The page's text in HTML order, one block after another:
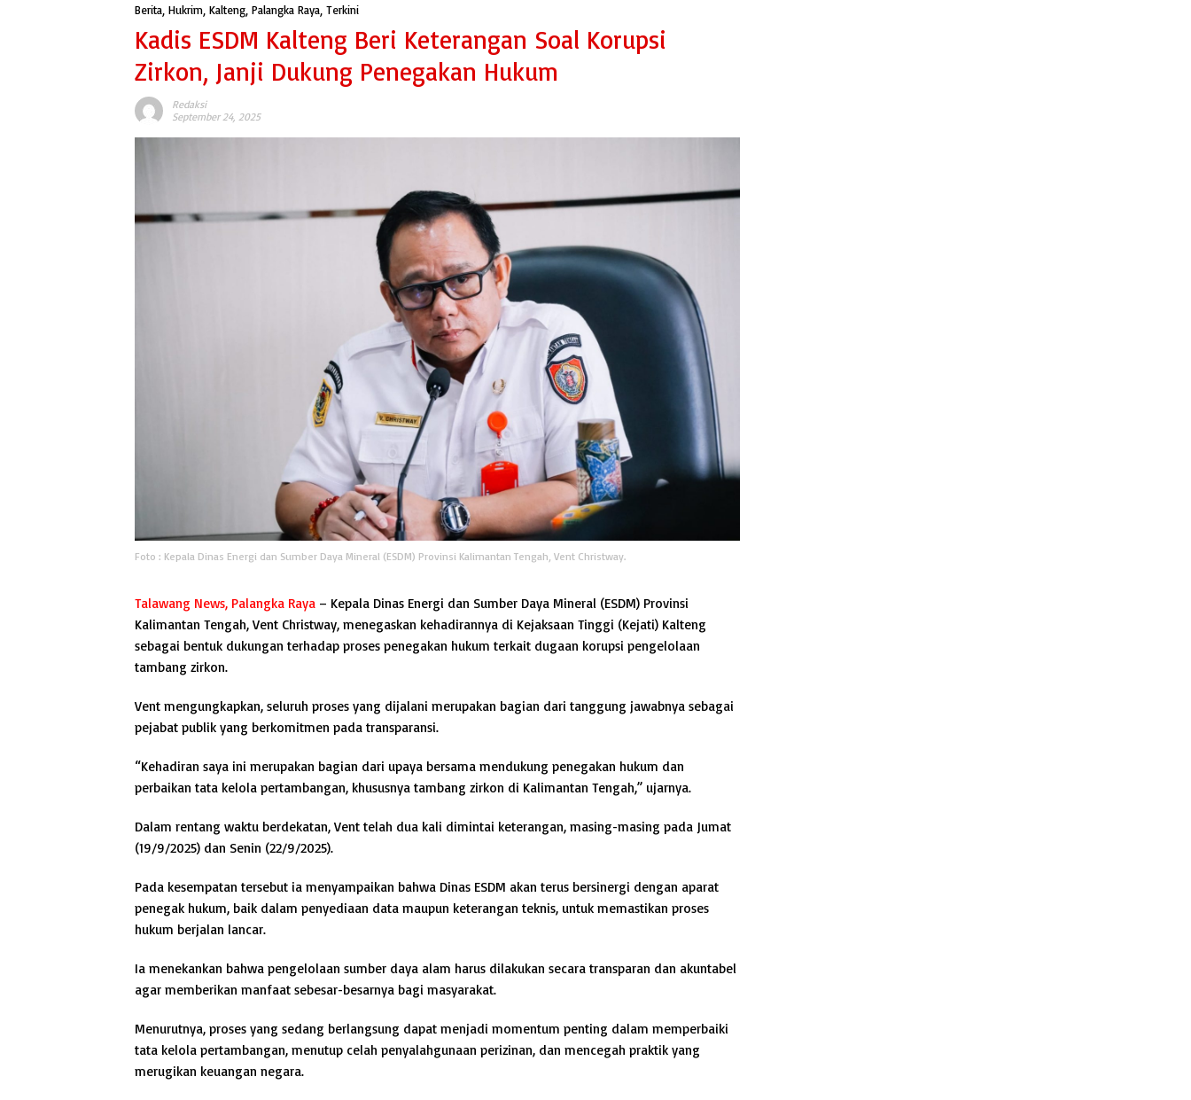
Berita Hukrim Kalteng Palangka Raya Terkini
Kadis ESDM Kalteng Beri Keterangan Soal Korupsi
Zirkon, Janji Dukung Penegakan Hukum
Redaksi
September 24, 2025
Foto : Kepala Dinas Energi dan Sumber Daya Mineral (ESDM) Provinsi Kalimantan Tengah, Vent Christway.
Talawang News, Palangka Raya – Kepala Dinas Energi dan Sumber Daya Mineral (ESDM) Provinsi
Kalimantan Tengah, Vent Christway, menegaskan kehadirannya di Kejaksaan Tinggi (Kejati) Kalteng
sebagai bentuk dukungan terhadap proses penegakan hukum terkait dugaan korupsi pengelolaan
tambang zirkon.
Vent mengungkapkan, seluruh proses yang dijalani merupakan bagian dari tanggung jawabnya sebagai
pejabat publik yang berkomitmen pada transparansi.
“Kehadiran saya ini merupakan bagian dari upaya bersama mendukung penegakan hukum dan
perbaikan tata kelola pertambangan, khususnya tambang zirkon di Kalimantan Tengah,” ujarnya.
Dalam rentang waktu berdekatan, Vent telah dua kali dimintai keterangan, masing-masing pada Jumat
(19/9/2025) dan Senin (22/9/2025).
Pada kesempatan tersebut ia menyampaikan bahwa Dinas ESDM akan terus bersinergi dengan aparat
penegak hukum, baik dalam penyediaan data maupun keterangan teknis, untuk memastikan proses
hukum berjalan lancar.
Ia menekankan bahwa pengelolaan sumber daya alam harus dilakukan secara transparan dan akuntabel
agar memberikan manfaat sebesar-besarnya bagi masyarakat.
Menurutnya, proses yang sedang berlangsung dapat menjadi momentum penting dalam memperbaiki
tata kelola pertambangan, menutup celah penyalahgunaan perizinan, dan mencegah praktik yang
merugikan keuangan negara.